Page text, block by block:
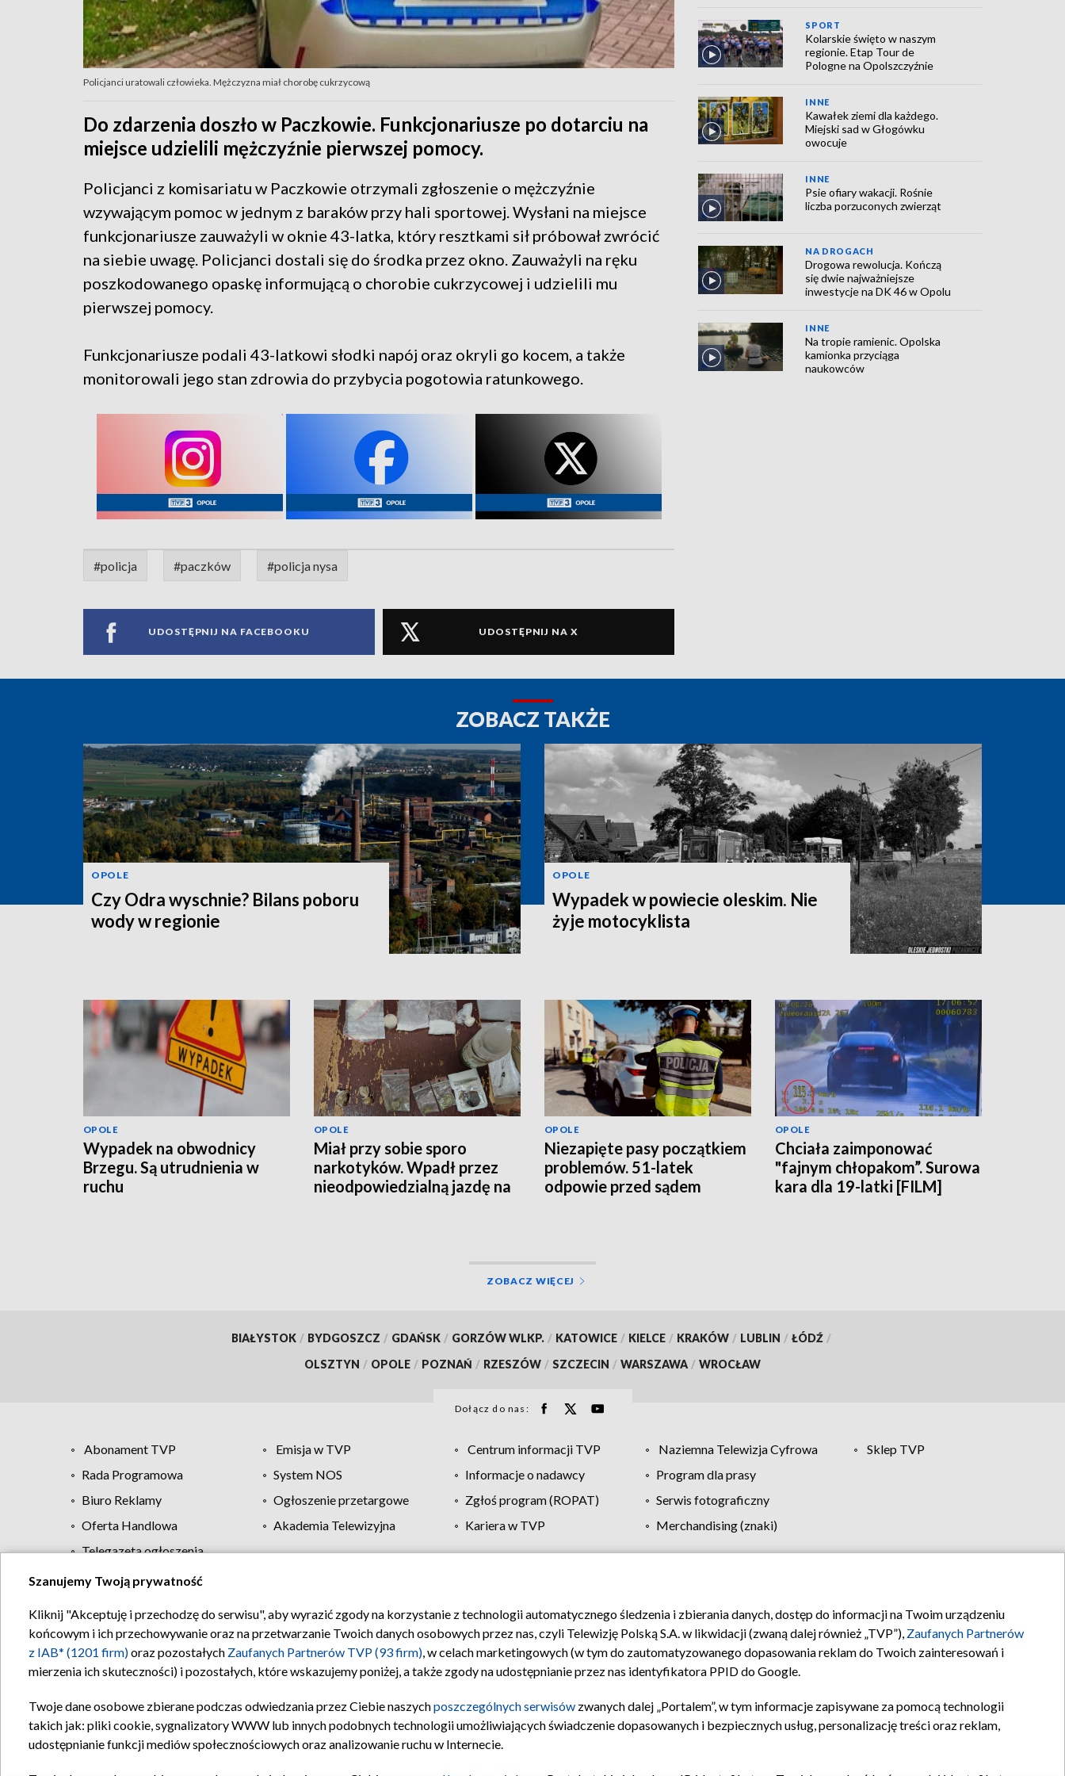
Policjanci uratowali człowieka. Mężczyzna miał chorobę cukrzycową
Do zdarzenia doszło w Paczkowie. Funkcjonariusze po dotarciu na
miejsce udzielili mężczyźnie pierwszej pomocy.
Policjanci z komisariatu w Paczkowie otrzymali zgłoszenie o mężczyźnie
wzywającym pomoc w jednym z baraków przy hali sportowej. Wysłani na miejsce
funkcjonariusze zauważyli w oknie 43-latka, który resztkami sił próbował zwrócić
na siebie uwagę. Policjanci dostali się do środka przez okno. Zauważyli na ręku
poszkodowanego opaskę informującą o chorobie cukrzycowej i udzielili mu
pierwszej pomocy.
Funkcjonariusze podali 43-latkowi słodki napój oraz okryli go kocem, a także
monitorowali jego stan zdrowia do przybycia pogotowia ratunkowego.
#policja #paczków #policja nysa
UDOSTĘPNIJ NA FACEBOOKU UDOSTĘPNIJ NA X
SPORT
Kolarskie święto w naszym
regionie. Etap Tour de
Pologne na Opolszczyźnie
INNE
Kawałek ziemi dla każdego.
Miejski sad w Głogówku
owocuje
INNE
Psie ofiary wakacji. Rośnie
liczba porzuconych zwierząt
NA DROGACH
Drogowa rewolucja. Kończą
się dwie najważniejsze
inwestycje na DK 46 w Opolu
INNE
Na tropie ramienic. Opolska
kamionka przyciąga
naukowców
ZOBACZ TAKŻE
OPOLE
Czy Odra wyschnie? Bilans poboru
wody w regionie
OPOLE
Wypadek w powiecie oleskim. Nie
żyje motocyklista
OPOLE
Wypadek na obwodnicy
Brzegu. Są utrudnienia w
ruchu
OPOLE
Miał przy sobie sporo
narkotyków. Wpadł przez
nieodpowiedzialną jazdę na
OPOLE
Niezapięte pasy początkiem
problemów. 51-latek
odpowie przed sądem
OPOLE
Chciała zaimponować
"fajnym chłopakom”. Surowa
kara dla 19-latki [FILM]
ZOBACZ WIĘCEJ
BIAŁYSTOK / BYDGOSZCZ / GDAŃSK / GORZÓW WLKP. / KATOWICE / KIELCE / KRAKÓW / LUBLIN / ŁÓDŹ /
OLSZTYN / OPOLE / POZNAŃ / RZESZÓW / SZCZECIN / WARSZAWA / WROCŁAW
Dołącz do nas:
Abonament TVP Emisja w TVP Centrum informacji TVP Naziemna Telewizja Cyfrowa
Sklep TVP
Rada Programowa
System NOS Informacje o nadawcy
Program dla prasy
Biuro Reklamy
Ogłoszenie przetargowe Zgłoś program (ROPAT)
Serwis fotograficzny
Oferta Handlowa
Akademia Telewizyjna Kariera w TVP
Merchandising (znaki)
Telegazeta ogłoszenia
Regulamin TVP Polityka prywatności Moje zgody Pomoc Biuro reklamy Kontakt
Szanujemy Twoją prywatność
Kliknij "Akceptuję i przechodzę do serwisu", aby wyrazić zgody na korzystanie z technologii automatycznego śledzenia i zbierania danych, dostęp do informacji na Twoim urządzeniu
końcowym i ich przechowywanie oraz na przetwarzanie Twoich danych osobowych przez nas, czyli Telewizję Polską S.A. w likwidacji (zwaną dalej również „TVP”), Zaufanych Partnerów
z IAB* (1201 firm)oraz pozostałych Zaufanych Partnerów TVP (93 firm), w celach marketingowych (w tym do zautomatyzowanego dopasowania reklam do Twoich zainteresowań i
mierzenia ich skuteczności) i pozostałych, które wskazujemy poniżej, a także zgody na udostępnianie przez nas identyfikatora PPID do Google.
Twoje dane osobowe zbierane podczas odwiedzania przez Ciebie naszychposzczególnych serwisów zwanych dalej „Portalem”, w tym informacje zapisywane za pomocą technologii
takich jak: pliki cookie, sygnalizatory WWW lub innych podobnych technologii umożliwiających świadczenie dopasowanych i bezpiecznych usług, personalizację treści oraz reklam,
udostępnianie funkcji mediów społecznościowych oraz analizowanie ruchu w Internecie.